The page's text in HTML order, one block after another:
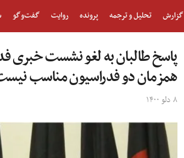
گزارش تحلیل و ترجمه پرونده روایت گفت‌و‎گو
پاسخ طالبان به لغو نشست خبری
همزمان دو فدراسیون مناسب
۸ دلو ۱۴۰۰